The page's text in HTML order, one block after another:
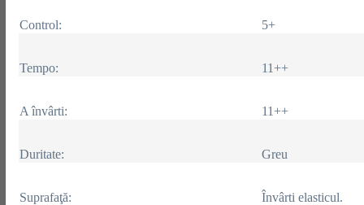
Control: 5+
Tempo: 11++
A învârti: 11++
Duritate: Greu
Suprafaţă: Învârti elasticul.